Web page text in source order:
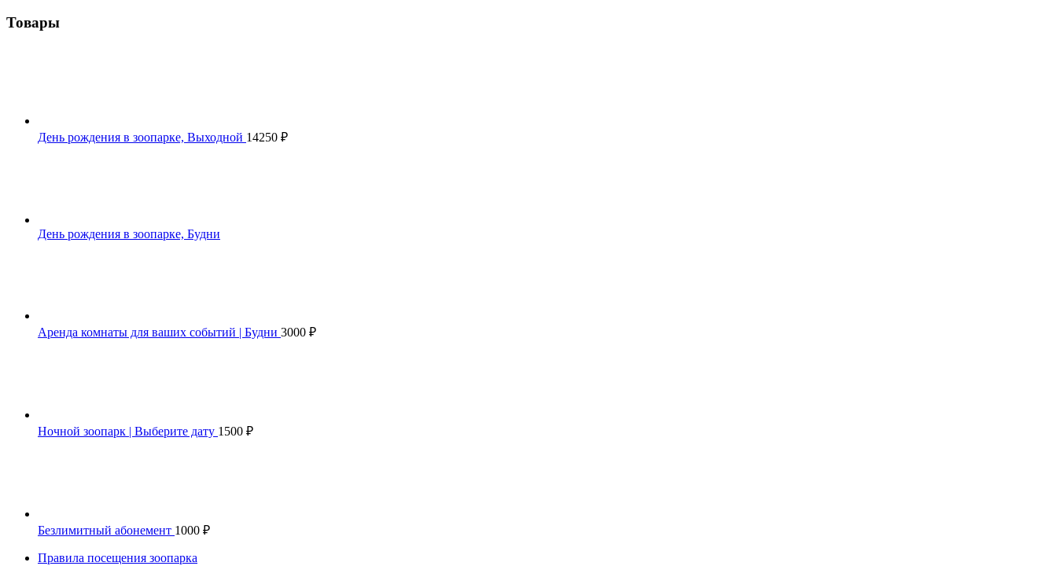
Товары
День рождения в зоопарке, Выходной 14250 ₽
День рождения в зоопарке, Будни
Аренда комнаты для ваших событий | Будни 3000 ₽
Ночной зоопарк | Выберите дату 1500 ₽
Безлимитный абонемент 1000 ₽
Правила посещения зоопарка